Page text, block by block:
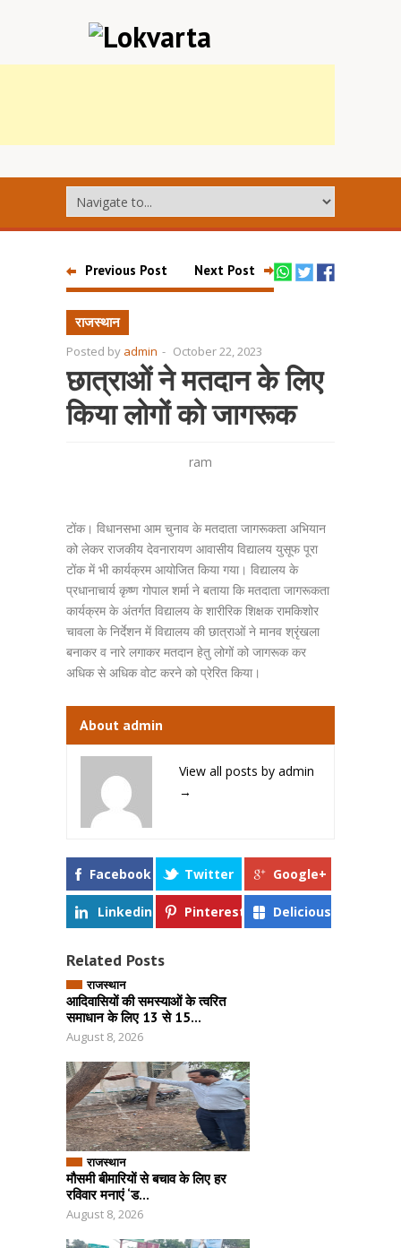
Previous Post Next Post
राजस्थान
Posted by admin - October 22, 2023
छात्राओं ने मतदान के लिए
किया लोगों को जागरूक
ram
टोंक। विधानसभा आम चुनाव के मतदाता जागरूकता अभियान
को लेकर राजकीय देवनारायण आवासीय विद्यालय युसूफ पूरा
टोंक में भी कार्यक्रम आयोजित किया गया। विद्यालय के
प्रधानाचार्य कृष्ण गोपाल शर्मा ने बताया कि मतदाता जागरूकता
कार्यक्रम के अंतर्गत विद्यालय के शारीरिक शिक्षक रामकिशोर
चावला के निर्देशन में विद्यालय की छात्राओं ने मानव श्रृंखला
बनाकर व नारे लगाकर मतदान हेतु लोगों को जागरूक कर
अधिक से अधिक वोट करने को प्रेरित किया।
About admin
View all posts by admin
→
Facebook Twitter Google+
Linkedin Pinterest Delicious
Related Posts
राजस्थान
आदिवासियों की समस्याओं के त्वरित
समाधान के लिए 13 से 15...
August 8, 2026
राजस्थान
मौसमी बीमारियों से बचाव के लिए हर
रविवार मनाएं ‘ड...
August 8, 2026